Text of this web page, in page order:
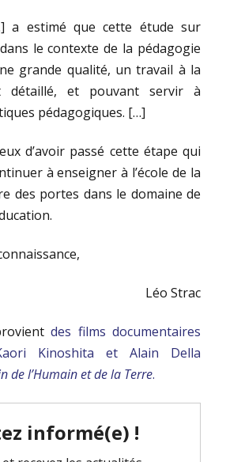
a estimé que cette étude sur
dans le contexte de la pédagogie
grande qualité, un travail à la
et pouvant servir à
pédagogiques. […]
d’avoir passé cette étape qui
à enseigner à l’école de la
des portes dans le domaine de
Léo Strac
des films documentaires
Kinoshita et Alain Della
de l’Humain et de la Terre.